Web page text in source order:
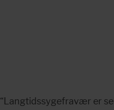
Langtidssygefravær er